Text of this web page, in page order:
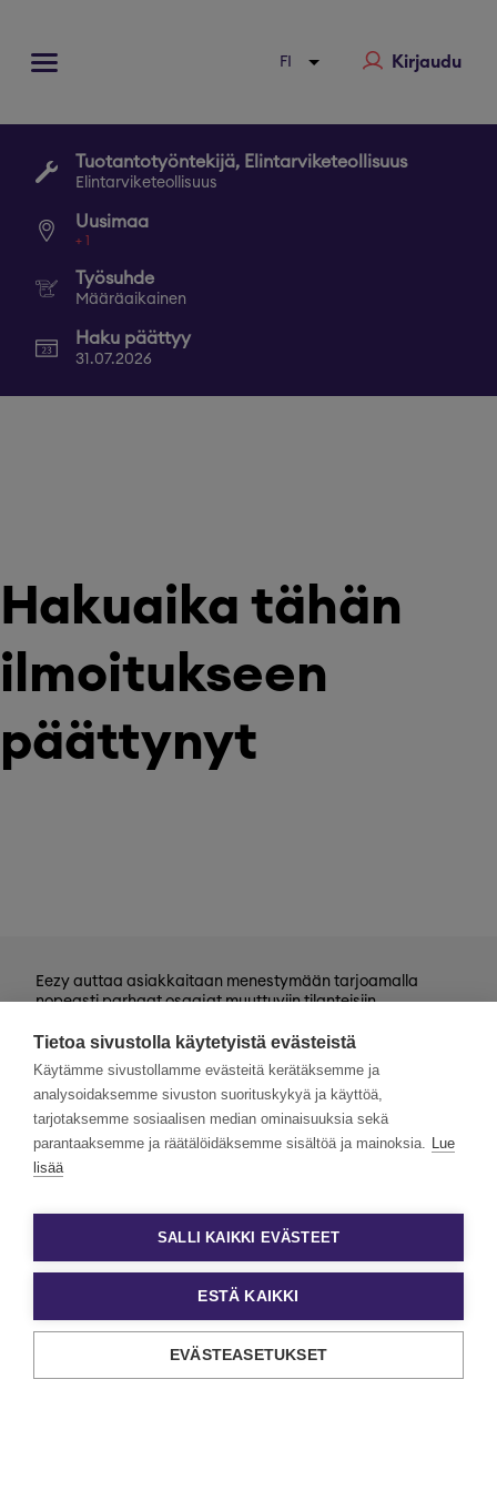
Kirjaudu
Tuotantotyöntekijä, Elintarviketeollisuus
Elintarviketeollisuus
Uusimaa
+ 1
Työsuhde
Määräaikainen
Haku päättyy
31.07.2026
Hakuaika tähän
ilmoitukseen
päättynyt
Eezy auttaa asiakkaitaan menestymään tarjoamalla
nopeasti parhaat osaajat muuttuviin tilanteisiin
kevytyrittäjyys ja muut työelämän
asiantuntijapalvelumme tarjoavat monipuolisimmat keinot
työn ja tekijöiden kohtaamiseen.
Haluamme rakentaa monimuotoista ja yhdenvertaista
Eezyä. Toivomme hakemuksia kaikenlaisista taustoista
tulevilta päteviltä hakijoilta. Noudatamme aina tasa-
arvoista ja läpinäkyvää rekrytointiprosessia. Uskomme
Tietoa sivustolla käytetyistä evästeistä
Käytämme sivustollamme evästeitä kerätäksemme ja
analysoidaksemme sivuston suorituskykyä ja käyttöä,
tarjotaksemme sosiaalisen median ominaisuuksia sekä
parantaaksemme ja räätälöidäksemme sisältöä ja mainoksia. Lue
lisää
SALLI KAIKKI EVÄSTEET
ESTÄ KAIKKI
EVÄSTEASETUKSET